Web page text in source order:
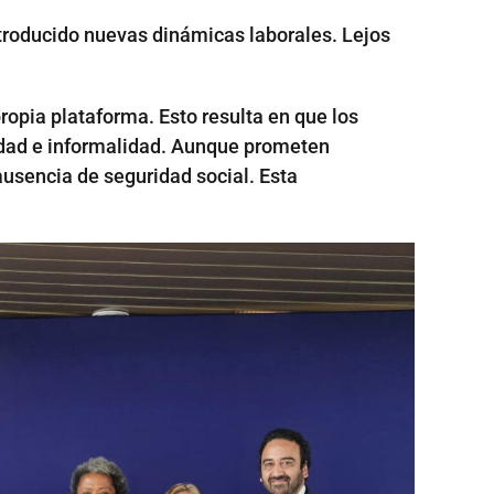
nuevas dinámicas laborales. Lejos
plataforma. Esto resulta en que los
e informalidad. Aunque prometen
de seguridad social. Esta